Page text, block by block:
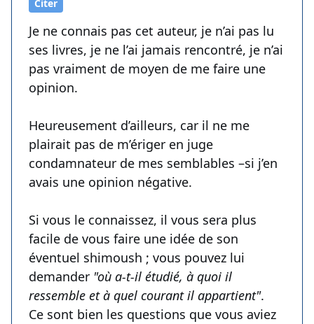
Citer
Je ne connais pas cet auteur, je n’ai pas lu
ses livres, je ne l’ai jamais rencontré, je n’ai
pas vraiment de moyen de me faire une
opinion.
Heureusement d’ailleurs, car il ne me
plairait pas de m’ériger en juge
condamnateur de mes semblables –si j’en
avais une opinion négative.
Si vous le connaissez, il vous sera plus
facile de vous faire une idée de son
éventuel shimoush ; vous pouvez lui
demander "où a-t-il étudié, à quoi il
ressemble et à quel courant il appartient".
Ce sont bien les questions que vous aviez